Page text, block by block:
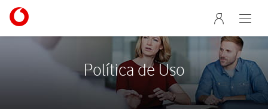
Ir a la pagina principal de vodafone.es
Abre
Política de Uso